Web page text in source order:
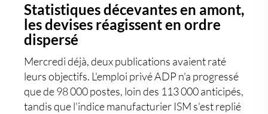
Statistiques décevantes en amont,
les devises réagissent en ordre
dispersé
Mercredi déjà, deux publications avaient raté
leurs objectifs. L'emploi privé ADP n'a progressé
que de 98 000 postes, loin des 113 000 anticipés,
tandis que l'indice manufacturier ISM s'est replié